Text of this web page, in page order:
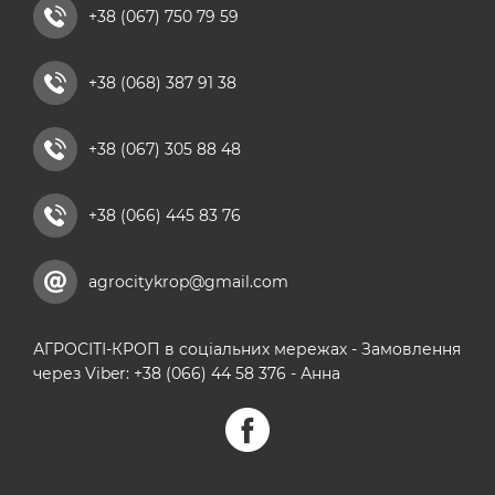
рідкі азотні добрива
кальцієві добрива
+38 (067) 750 79 59
+38 (068) 387 91 38
+38 (067) 305 88 48
+38 (066) 445 83 76
agrocitykrop@gmail.com
АГРОСІТІ-КРОП в соціальних мережах - Замовлення
через Viber: +38 (066) 44 58 376 - Анна